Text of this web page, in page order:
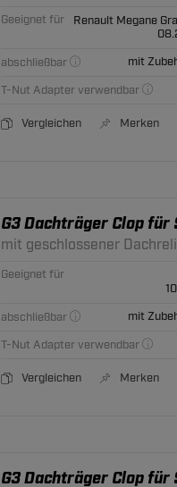
Geeignet für
Renault Megane
abschließbar
mit
T-Nut Adapter verwendbar
Vergleichen Merken
G3 Dachträger Clop für
mit geschlossener
Geeignet für
abschließbar
mit
T-Nut Adapter verwendbar
Vergleichen Merken
G3 Dachträger Clop